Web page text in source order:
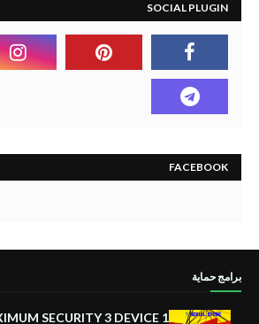
SOCIAL PLUGIN
FACEBOOK
برامج حماية
SECURITY 3 DEVICE 1